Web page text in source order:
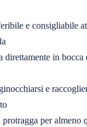
e consigliabile
direttamente in bocca
e
protragga per almeno